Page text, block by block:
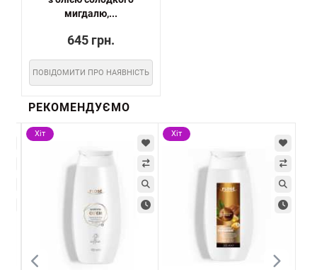
мигдалю,...
645 грн.
ПОВІДОМИТИ ПРО НАЯВНІСТЬ
РЕКОМЕНДУЄМО
Хіт Хіт